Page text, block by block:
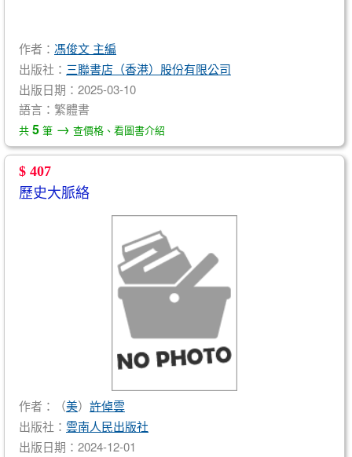
作者： 馮俊文 主編
出版社： 三聯書店（香港）股份有限公司
出版日期：2025-03-10
語言：繁體書
共 5 筆 → 查價格、看圖書介紹
$ 407
歷史大脈絡
作者：（美） 許倬雲
出版社： 雲南人民出版社
出版日期：2024-12-01